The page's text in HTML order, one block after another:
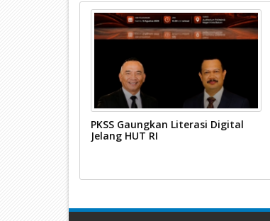
PKSS Gaungkan Literasi Digital
Jelang HUT RI